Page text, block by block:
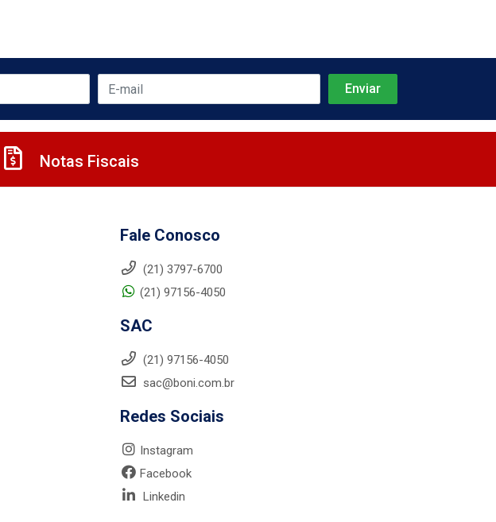
Notas Fiscais
Fale Conosco
(21) 3797-6700
(21) 97156-4050
SAC
(21) 97156-4050
sac@boni.com.br
Redes Sociais
Instagram
Facebook
Linkedin